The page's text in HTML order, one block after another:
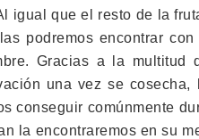
igual que el resto de la
podremos encontrar
Gracias a la multitud
una vez se
conseguir comúnmente
la encontraremos en su